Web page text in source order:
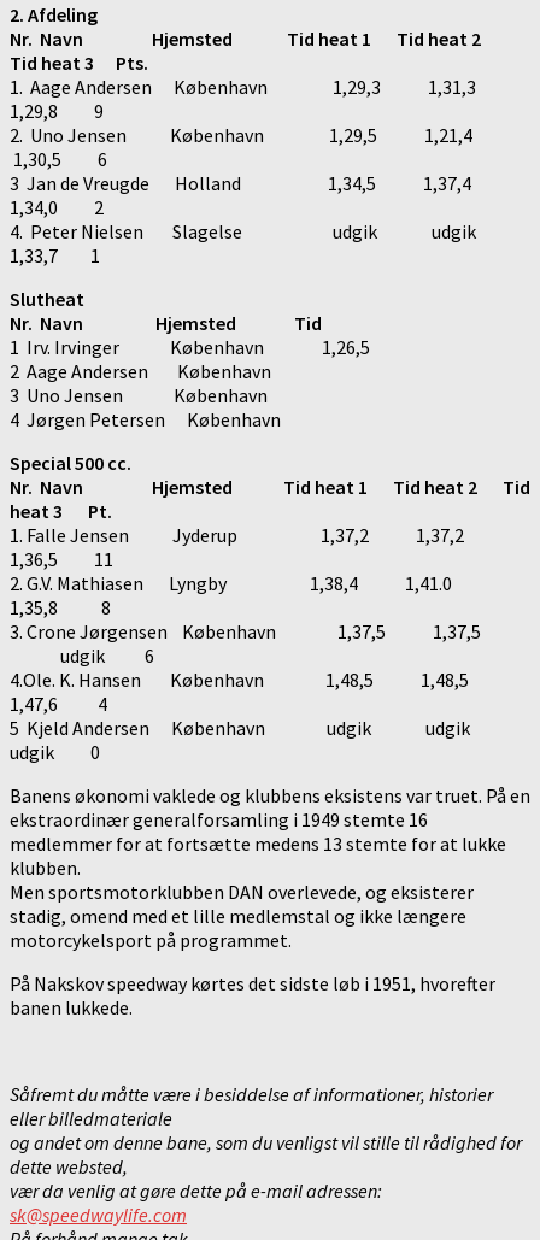
2. Afdeling
Nr. Navn Hjemsted Tid heat 1 Tid heat 2
Tid heat 3 Pts.
1. Aage Andersen København 1,29,3 1,31,3
1,29,8 9
2. Uno Jensen København 1,29,5 1,21,4
1,30,5 6
3 Jan de Vreugde Holland 1,34,5 1,37,4
1,34,0 2
4. Peter Nielsen Slagelse udgik udgik
1,33,7 1
Slutheat
Nr. Navn Hjemsted Tid
1 Irv. Irvinger København 1,26,5
2 Aage Andersen København
3 Uno Jensen København
4 Jørgen Petersen København
Special 500 cc.
Nr. Navn Hjemsted Tid heat 1 Tid heat 2 Tid
heat 3 Pt.
1. Falle Jensen Jyderup 1,37,2 1,37,2
1,36,5 11
2. G.V. Mathiasen Lyngby 1,38,4 1,41.0
1,35,8 8
3. Crone Jørgensen København 1,37,5 1,37,5
udgik 6
4.Ole. K. Hansen København 1,48,5 1,48,5
1,47,6 4
5 Kjeld Andersen København udgik udgik
udgik 0
Banens økonomi vaklede og klubbens eksistens var truet. På en
ekstraordinær generalforsamling i 1949 stemte 16
medlemmer for at fortsætte medens 13 stemte for at lukke
klubben.
Men sportsmotorklubben DAN overlevede, og eksisterer
stadig, omend med et lille medlemstal og ikke længere
motorcykelsport på programmet.
På Nakskov speedway kørtes det sidste løb i 1951, hvorefter
banen lukkede.
Såfremt du måtte være i besiddelse af informationer, historier
eller billedmateriale
og andet om denne bane, som du venligst vil stille til rådighed for
dette websted,
vær da venlig at gøre dette på e-mail adressen:
sk@speedwaylife.com